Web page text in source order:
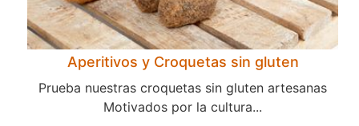
Aperitivos y Croquetas sin gluten
Prueba nuestras croquetas sin gluten artesanas
Motivados por la cultura...